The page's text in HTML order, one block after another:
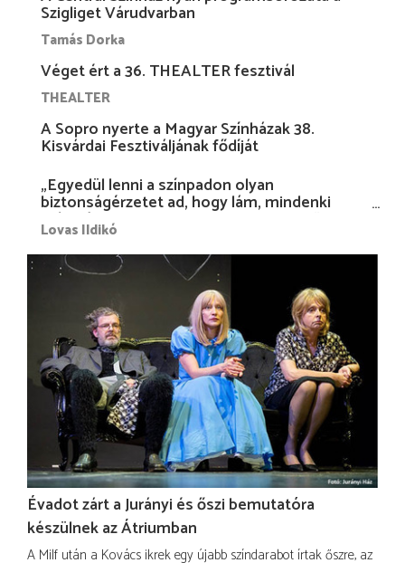
Szigliget Várudvarban
Tamás Dorka
Véget ért a 36. THEALTER fesztivál
THEALTER
A Sopro nyerte a Magyar Színházak 38.
Kisvárdai Fesztiváljának fődíját
„Egyedül lenni a színpadon olyan
biztonságérzetet ad, hogy lám, mindenki
más nélkül is megvagyok magammal…”
Lovas Ildikó
Évadot zárt a Jurányi és őszi bemutatóra
készülnek az Átriumban
A Milf után a Kovács ikrek egy újabb színdarabot írtak őszre, az